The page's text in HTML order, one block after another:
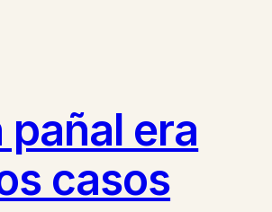
pañal era
casos